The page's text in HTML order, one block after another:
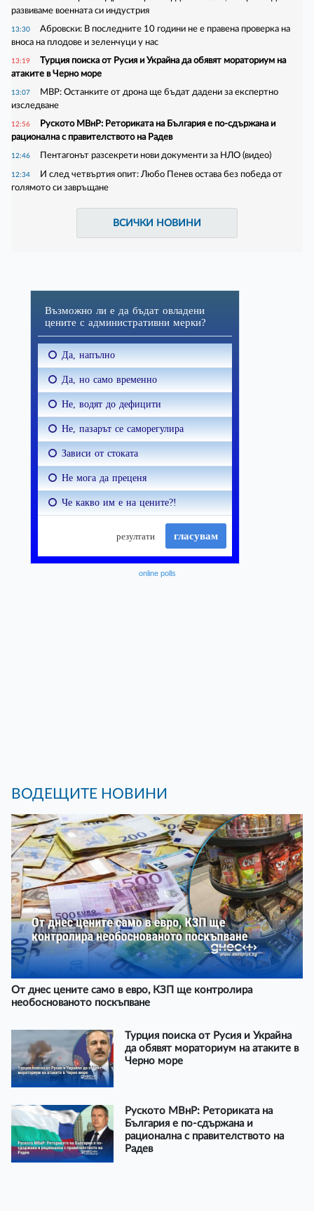
развиваме военната си индустрия
13:30
Абровски: В последните 10 години не е правена проверка на
вноса на плодове и зеленчуци у нас
13:19
Турция поиска от Русия и Украйна да обявят мораториум на
атаките в Черно море
13:07
МВР: Останките от дрона ще бъдат дадени за експертно
изследване
12:56
Руското МВнР: Реториката на България е по-сдържана и
рационална с правителството на Радев
12:46 Пентагонът разсекрети нови документи за НЛО (видео)
12:34
И след четвъртия опит: Любо Пенев остава без победа от
голямото си завръщане
ВСИЧКИ НОВИНИ
online polls
ВОДЕЩИТЕ НОВИНИ
От днес цените само в евро, КЗП ще контролира
необоснованото поскъпване
Турция поиска от Русия и Украйна
да обявят мораториум на атаките в
Черно море
Руското МВнР: Реториката на
България е по-сдържана и
рационална с правителството на
Радев